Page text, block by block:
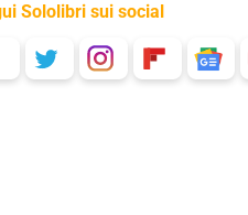
Sololibri sui social